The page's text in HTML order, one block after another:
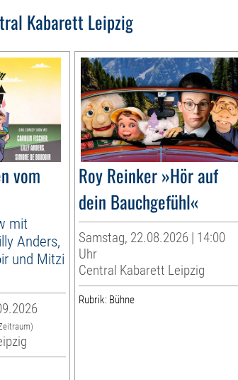
Kabarett Leipzig
vom
mit
Anders,
und Mitzi
Roy Reinker »Hör auf
dein Bauchgefühl«
Samstag, 22.08.2026 | 14:00
Uhr
Central Kabarett Leipzig
Rubrik: Bühne